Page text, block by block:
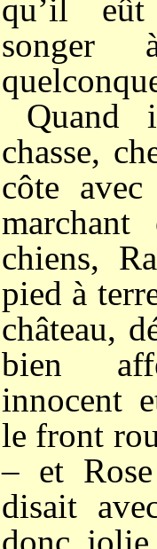
qu’il
songer
chasse,
côte
chiens,
pied à
château,
bien
innocent
le front
– et
disait